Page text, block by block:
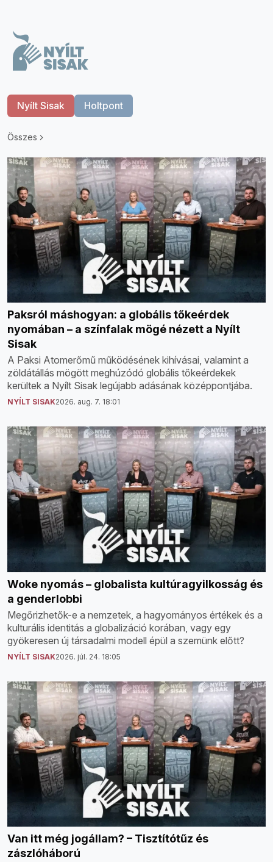
Nyílt Sisak Holtpont
Összes
Paksról máshogyan: a globális tőkeérdek
nyomában – a színfalak mögé nézett a Nyílt
Sisak
A Paksi Atomerőmű működésének kihívásai, valamint a
zöldátállás mögött meghúzódó globális tőkeérdekek
kerültek a Nyílt Sisak legújabb adásának középpontjába.
NYÍLT SISAK2026. aug. 7. 18:01
Woke nyomás – globalista kultúragyilkosság és
a genderlobbi
Megőrizhetők-e a nemzetek, a hagyományos értékek és a
kulturális identitás a globalizáció korában, vagy egy
gyökeresen új társadalmi modell épül a szemünk előtt?
NYÍLT SISAK2026. júl. 24. 18:05
Van itt még jogállam? – Tisztítótűz és
zászlóháború